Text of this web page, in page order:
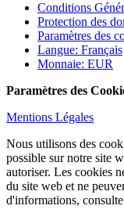
Conditions
Protection des
Paramètres des
Langue: Français
Monnaie: EUR
Paramètres des
Mentions Légales
Nous utilisons des
possible sur notre site
autoriser. Les cookies
du site web et ne
d'informations,